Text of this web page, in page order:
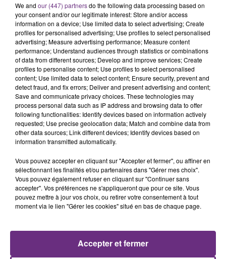
LA CENTRALE NUCLÉAIRE DE CHOOZ
TOUJOURS À L'ARRÊT
Cela fait déjà une semaine que la centrale
nucléaire ardennaise est à l'arrêt. Une situation
justifiée par la sécheresse intense qui est toujours
présente.
LE MAGASIN JOUÉCLUB DE REIMS FERME
SES PORTES
C'était l'une des institutions du centre-ville
rémois. Le magasin JouéClub est contraint de
TITRES DIFFUSÉS
We and our (447) partnersdo the following data processing based on
your consent and/or our legitimate interest: Store and/or access
information on a device; Use limited data to select advertising; Create
profiles for personalised advertising; Use profiles to select personalised
advertising; Measure advertising performance; Measure content
performance; Understand audiences through statistics or combinations
of data from different sources; Develop and improve services; Create
profiles to personalise content; Use profiles to select personalised
content; Use limited data to select content; Ensure security, prevent and
detect fraud, and fix errors; Deliver and present advertising and content;
Save and communicate privacy choices. These technologies may
process personal data such as IP address and browsing data to offer
following functionalities: Identify devices based on information actively
requested; Use precise geolocation data; Match and combine data from
other data sources; Link different devices; Identify devices based on
information transmitted automatically.
Vous pouvez accepter en cliquant sur "Accepter et fermer", ou affiner en
sélectionnant les finalités et/ou partenaires dans "Gérer mes choix".
Vous pouvez également refuser en cliquant sur "Continuer sans
accepter". Vos préférences ne s'appliqueront que pour ce site. Vous
pouvez mettre à jour vos choix, ou retirer votre consentement à tout
moment via le lien "Gérer les cookies" situé en bas de chaque page.
Accepter et fermer